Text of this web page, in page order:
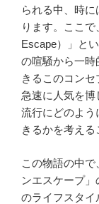
られる中、時
ります。ここで
Escape）」と
の喧騒から一
きるこのコン
急速に人気を
流行にどのよ
きるかを考える
この物語の中で
ンエスケープ
のライフスタイ